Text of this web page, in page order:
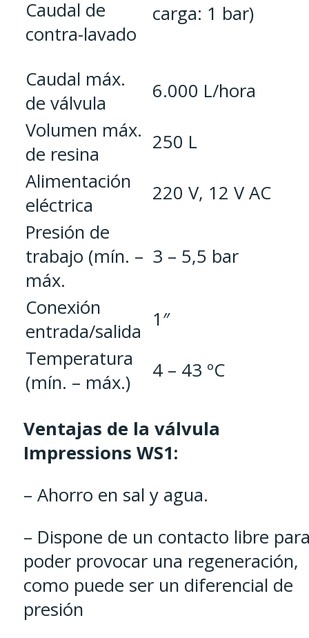
Caudal de
contra-lavado
carga: 1 bar)
Caudal máx.
de válvula
6.000 L/hora
Volumen máx.
de resina
250 L
Alimentación
eléctrica
220 V, 12 V AC
Presión de
trabajo (mín. –
máx.
3 – 5,5 bar
Conexión
entrada/salida
1″
Temperatura
(mín. – máx.)
4 – 43 ºC
Ventajas de la válvula
Impressions WS1:
– Ahorro en sal y agua.
– Dispone de un contacto libre
poder provocar una regeneración,
como puede ser un diferencial de
presión